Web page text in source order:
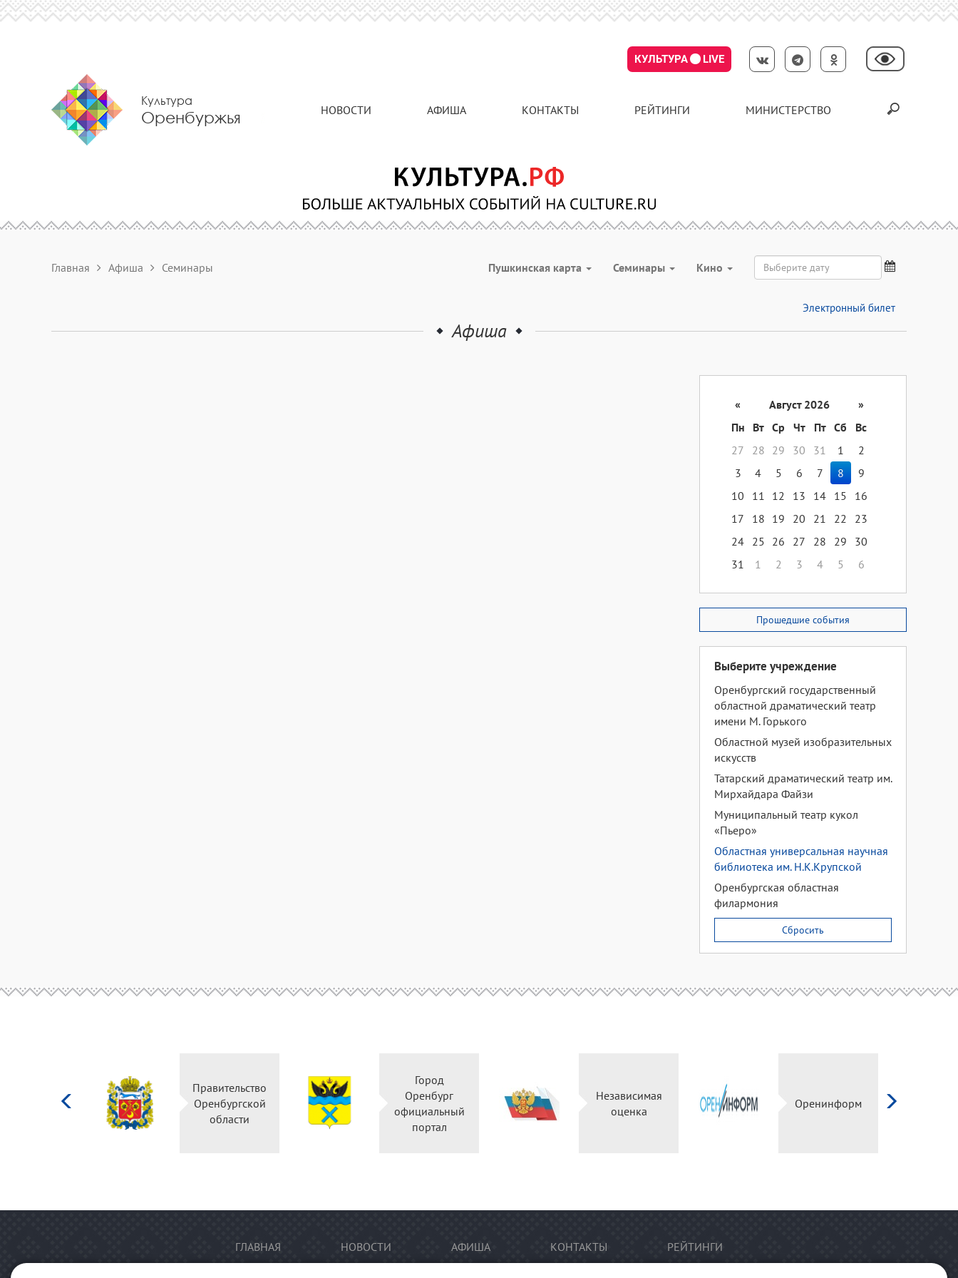
КУЛЬТУРА LIVE
Культура
Оренбуржья НОВОСТИ АФИША КОНТАКТЫ РЕЙТИНГИ МИНИСТЕРСТВО
Главная Афиша Семинары Пушкинская карта Семинары Кино
Электронный билет
Афиша
« Август 2026
»
Пн
Вт Ср Чт Пт Сб
Вс
27
28 29 30 31 1
2
3
4 5 6 7 8
9
10
11 12 13 14 15
16
17
18 19 20 21 22
23
24 25 26 27 28 29
30
31
1 2 3 4 5 6
Прошедшие события
Выберите учреждение
Оренбургский государственный
областной драматический театр
имени М. Горького
Областной музей изобразительных
искусств
Татарский драматический театр им.
Мирхайдара Файзи
Муниципальный театр кукол
«Пьеро»
Областная универсальная научная
библиотека им. Н.К.Крупской
Оренбургская областная
филармония
Сбросить
Правительство
Оренбургской
области
Город
Оренбург
официальный
портал
Независимая
оценка
Оренинформ
ГЛАВНАЯ НОВОСТИ АФИША КОНТАКТЫ РЕЙТИНГИ